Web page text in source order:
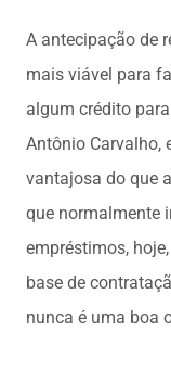
A antecipação de
mais viável para
algum crédito
Antônio Carvalho,
vantajosa do que
que normalmente
empréstimos,
base de
nunca é uma boa